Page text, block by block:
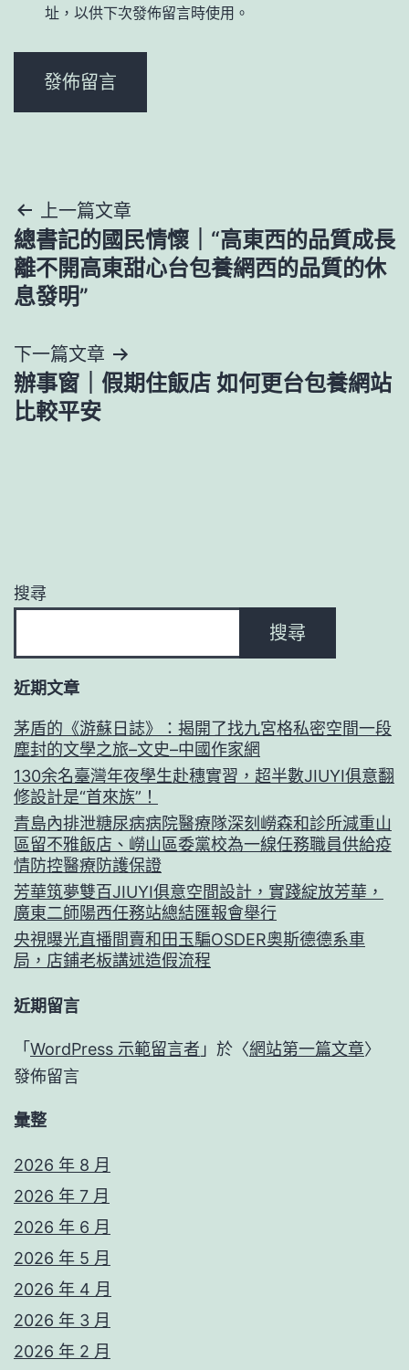
址，以供下次發佈留言時使用。
文
章
導
覽
上一篇文章
總書記的國民情懷｜“高東西的品質成長
離不開高東甜心台包養網西的品質的休
息發明”
下一篇文章
辦事窗｜假期住飯店 如何更台包養網站
比較平安
搜尋
搜尋
近期文章
茅盾的《游蘇日誌》：揭開了找九宮格私密空間一段
塵封的文學之旅–文史–中國作家網
130余名臺灣年夜學生赴穗實習，超半數JIUYI俱意翻
修設計是“首來族”！
青島內排泄糖尿病病院醫療隊深刻嶗森和診所減重山
區留不雅飯店、嶗山區委黨校為一線任務職員供給疫
情防控醫療防護保證
芳華筑夢雙百JIUYI俱意空間設計，實踐綻放芳華，
廣東二師陽西任務站總結匯報會舉行
央視曝光直播間賣和田玉騙OSDER奧斯德德系車
局，店鋪老板講述造假流程
近期留言
「 WordPress 示範留言者 」於〈網站第一篇文章〉
發佈留言
彙整
2026 年 8 月
2026 年 7 月
2026 年 6 月
2026 年 5 月
2026 年 4 月
2026 年 3 月
2026 年 2 月